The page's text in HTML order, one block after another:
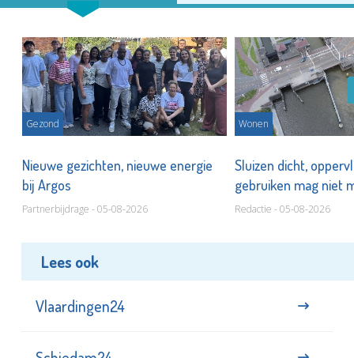
Gezond
Nieuwe gezichten, nieuwe energie
bij Argos
Partnerbijdrage - 05-08-2026
Wonen
Sluizen dicht,
gebruiken mag niet
Redactie - 05-08-2026
Lees ook
Vlaardingen24